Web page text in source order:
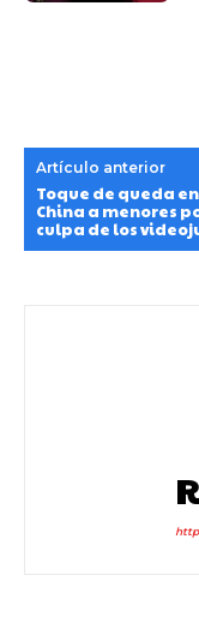
Artículo anterior
Toque de queda en
China a menores
culpa de los